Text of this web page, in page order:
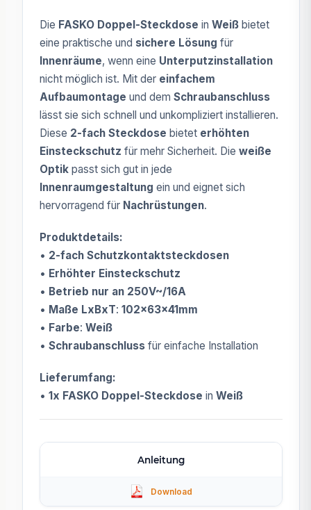
Die FASKO Doppel-Steckdose in Weiß bietet
eine praktische und sichere Lösung für
Innenräume, wenn eine Unterputzinstallation
nicht möglich ist. Mit der einfachem
Aufbaumontage und dem Schraubanschluss
lässt sie sich schnell und unkompliziert installieren.
Diese 2-fach Steckdose bietet erhöhten
Einsteckschutz für mehr Sicherheit. Die weiße
Optik passt sich gut in jede
Innenraumgestaltung ein und eignet sich
hervorragend für Nachrüstungen.
Produktdetails:
• 2-fach Schutzkontaktsteckdosen
• Erhöhter Einsteckschutz
• Betrieb nur an 250V~/16A
• Maße LxBxT: 102x63x41mm
• Farbe: Weiß
• Schraubanschluss für einfache Installation
Lieferumfang:
• 1x FASKO Doppel-Steckdose in Weiß
Anleitung